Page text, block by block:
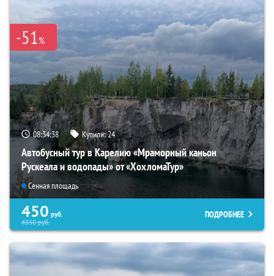
-51%
08:34:36 Купили:24
Автобусный тур в Карелию «Мраморный каньон
Рускеала и водопады» от «ХохломаТур»
Сенная площадь
450 руб.
4550руб.
ПОДРОБНЕЕ